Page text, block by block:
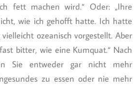
fett machen wird.“ Oder: „Ihre
wie ich gehofft hatte. Ich hatte
ozeanisch vorgestellt. Aber
bitter, wie eine Kumquat.“ Nach
Sie entweder gar nicht mehr
zu essen oder nie mehr